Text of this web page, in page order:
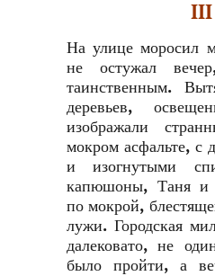
III
На улице моросил
не остужал
таинственным.
деревьев,
изображали
мокром асфальте, с
и изогнутыми
капюшоны, Таня и
по мокрой,
лужи. Городская
далековато, не
было пройти, а